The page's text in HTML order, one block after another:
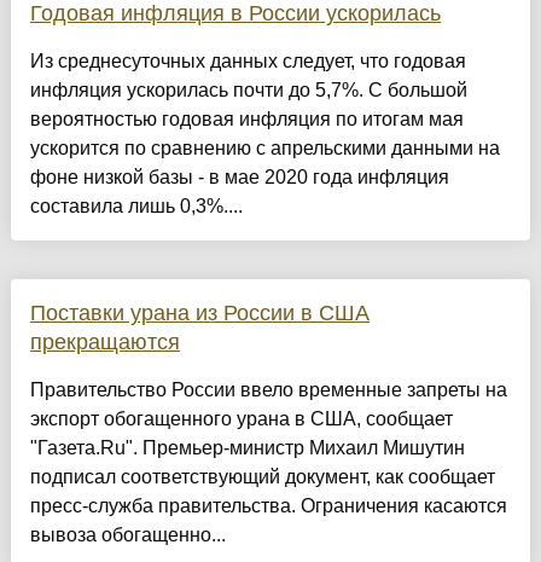
Годовая инфляция в России ускорилась
Из среднесуточных данных следует, что годовая
инфляция ускорилась почти до 5,7%. С большой
вероятностью годовая инфляция по итогам мая
ускорится по сравнению с апрельскими данными на
фоне низкой базы - в мае 2020 года инфляция
составила лишь 0,3%....
Поставки урана из России в США
прекращаются
Правительство России ввело временные запреты на
экспорт обогащенного урана в США, сообщает
"Газета.Ru". Премьер-министр Михаил Мишутин
подписал соответствующий документ, как сообщает
пресс-служба правительства. Ограничения касаются
вывоза обогащенно...